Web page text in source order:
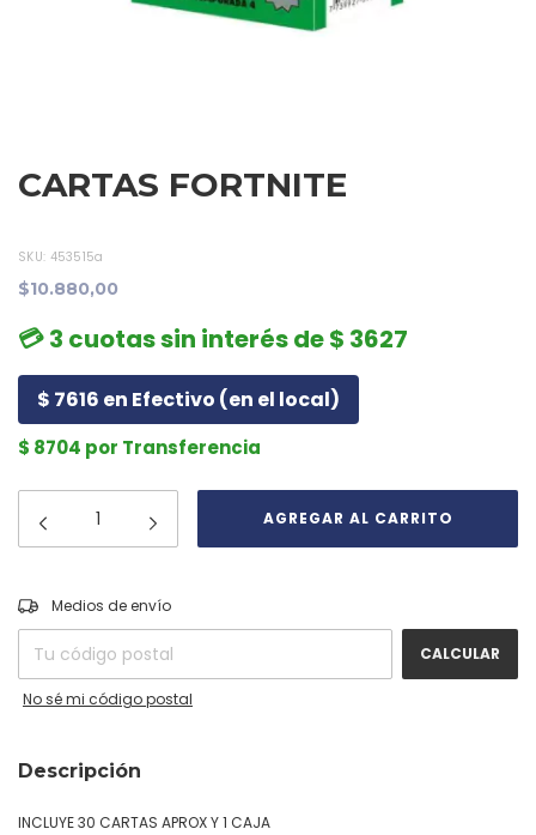
CARTAS FORTNITE
SKU: 453515a
$10.880,00
💳 3 cuotas sin interés de $ 3627
$ 7616 en Efectivo (en el local)
$ 8704 por Transferencia
Entregas para el CP:
Medios de envío
CALCULAR
No sé mi código postal
Descripción
INCLUYE 30 CARTAS APROX Y 1 CAJA